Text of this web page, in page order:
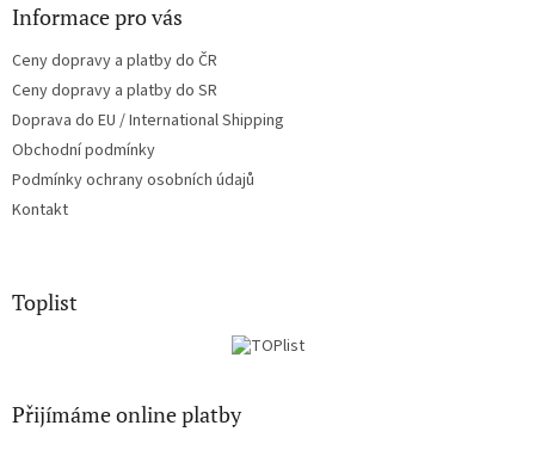
Informace pro vás
Ceny dopravy a platby do ČR
Ceny dopravy a platby do SR
Doprava do EU / International Shipping
Obchodní podmínky
Podmínky ochrany osobních údajů
Kontakt
Toplist
Přijímáme online platby